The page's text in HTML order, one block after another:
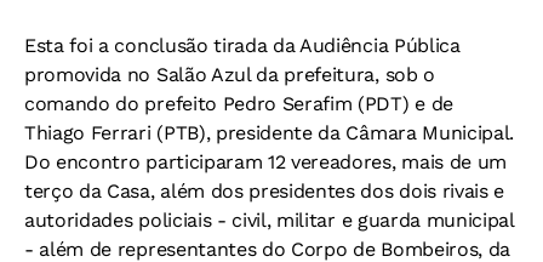
Esta foi a conclusão tirada da Audiência Pública
promovida no Salão Azul da prefeitura, sob o
comando do prefeito Pedro Serafim (PDT) e de
Thiago Ferrari (PTB), presidente da Câmara Municipal.
Do encontro participaram 12 vereadores, mais de um
terço da Casa, além dos presidentes dos dois rivais e
autoridades policiais - civil, militar e guarda municipal
- além de representantes do Corpo de Bombeiros, da